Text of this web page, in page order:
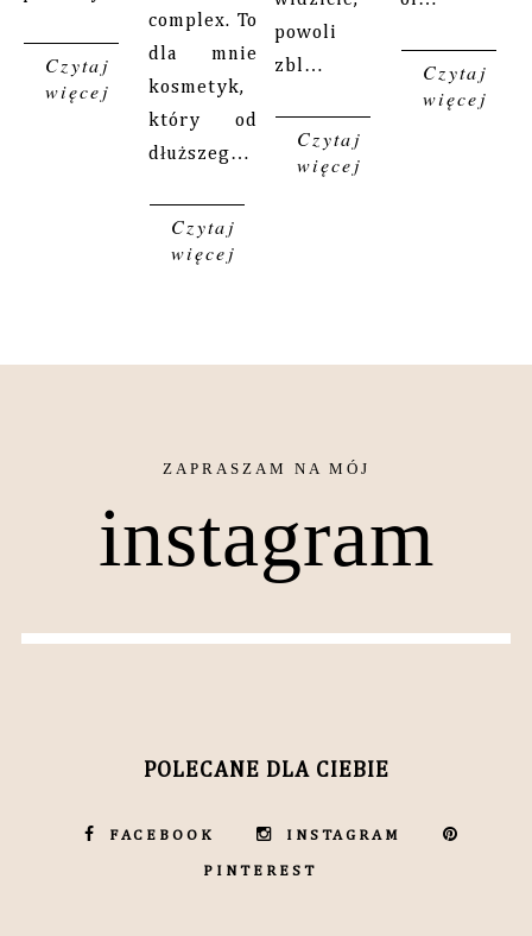
Czytaj
więcej
complex. To
dla mnie
kosmetyk,
który od
dłuższeg…
Czytaj
więcej
powoli
zbl…
Czytaj
więcej
Czytaj
więcej
instagram
POLECANE DLA CIEBIE
FACEBOOK INSTAGRAM
PINTEREST